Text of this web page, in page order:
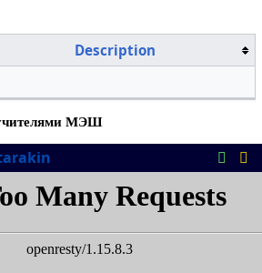
Description
МЭШ